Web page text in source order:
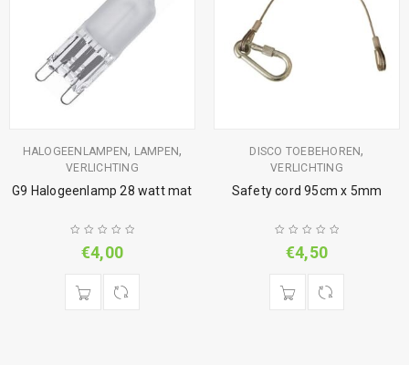
HALOGEENLAMPEN, LAMPEN,
VERLICHTING
G9 Halogeenlamp 28 watt mat
€4,00
DISCO TOEBEHOREN,
VERLICHTING
Safety cord 95cm x 5mm
€4,50